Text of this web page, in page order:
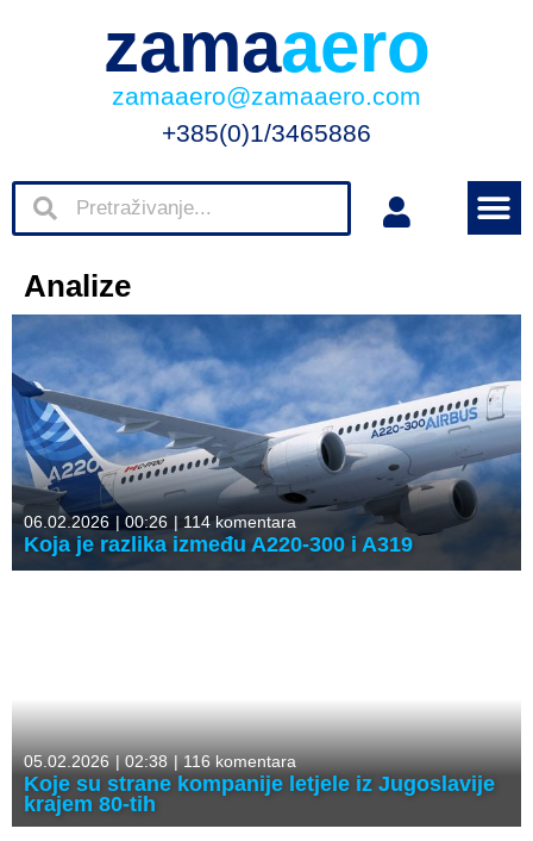
zamaaero
zamaaero@zamaaero.com
+385(0)1/3465886
Analize
06.02.2026 | 00:26 | 114 komentara
Koja je razlika između A220-300 i A319
05.02.2026 |02:38 |116 komentara
Koje su strane kompanije letjele iz Jugoslavije
krajem 80-tih